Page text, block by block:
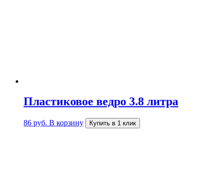
Пластиковое ведро 3.8 литра
86 руб. В корзину Купить в 1 клик